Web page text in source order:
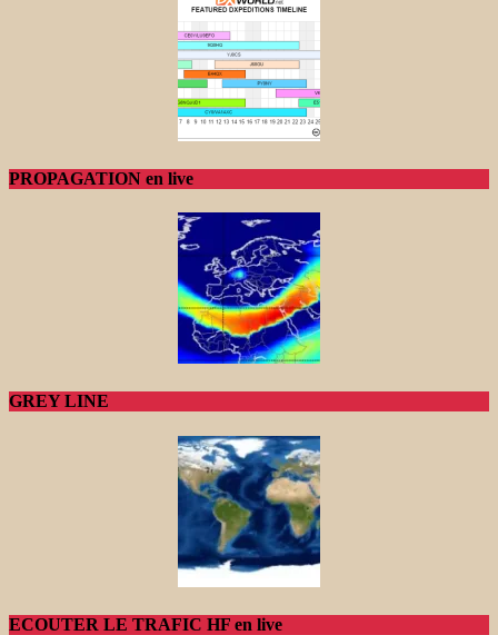
PROPAGATION en live
GREY LINE
ECOUTER LE TRAFIC HF en live